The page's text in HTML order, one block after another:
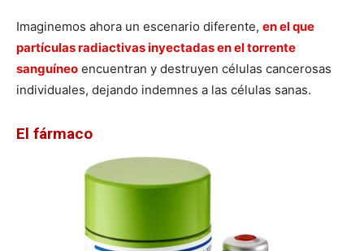
Imaginemos ahora un escenario diferente, en el que
partículas radiactivas inyectadas en el torrente
sanguíneo encuentran y destruyen células cancerosas
individuales, dejando indemnes a las células sanas.
El fármaco